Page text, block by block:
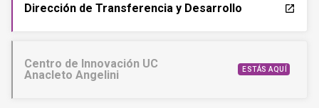
Dirección de Transferencia y Desarrollo launch
Centro de Innovación UC
Anacleto Angelini
ESTÁS AQUÍ